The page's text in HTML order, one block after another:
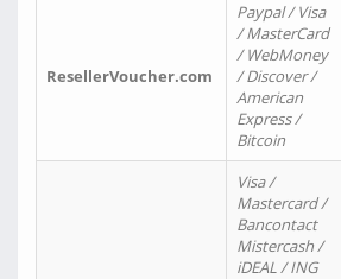
ResellerVoucher.com
Paypal / Visa
/ MasterCard
/ WebMoney
/ Discover /
American
Express /
Bitcoin
Visa /
Mastercard /
Bancontact
Mistercash /
iDEAL / ING